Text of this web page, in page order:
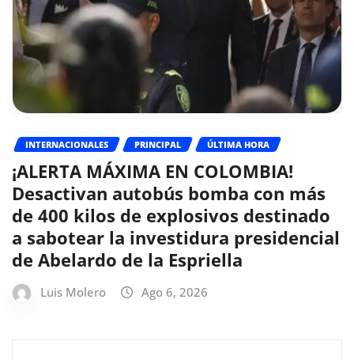
INTERNACIONALES PRINCIPAL ÚLTIMA HORA
¡ALERTA MÁXIMA EN COLOMBIA!
Desactivan autobús bomba con más
de 400 kilos de explosivos destinado
a sabotear la investidura presidencial
de Abelardo de la Espriella
Luis Molero Ago 6, 2026